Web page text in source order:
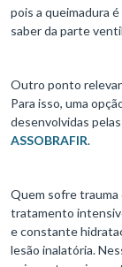
pois a queimadura
saber da parte
Outro ponto
Para isso, uma
desenvolvidas
ASSOBRAFIR.
Quem sofre trauma
tratamento
e constante
lesão inalatória.